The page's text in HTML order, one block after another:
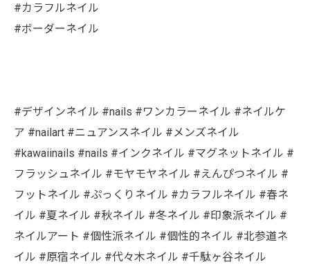
#カラフルネイル
#ボーダーネイル
#デザインネイル #nails #ワンカラーネイル #ネイルケ
ア #nailart #ニュアンスネイル #メンズネイル
#kawaiinails #nails #インクネイル #マグネットネイル #
フラッシュネイル #モヤモヤネイル #えんぴつネイル #
フットネイル #ぷっくりネイル #カラフルネイル #春ネ
イル #夏ネイル #秋ネイル #冬ネイル #印象派ネイル #
ネイルアート #個性派ネイル #個性的ネイル #北参道ネ
イル #原宿ネイル #代々木ネイル #千駄ヶ谷ネイル